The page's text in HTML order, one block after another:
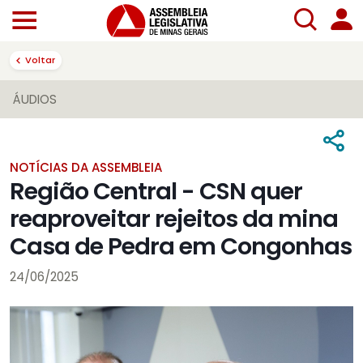
Voltar
ÁUDIOS
NOTÍCIAS DA ASSEMBLEIA
Região Central - CSN quer
reaproveitar rejeitos da mina
Casa de Pedra em Congonhas
24/06/2025